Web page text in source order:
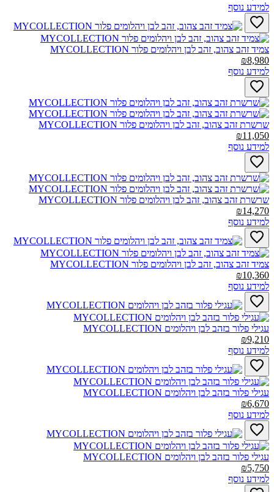
למידע נוסף
צמיד זהב צהוב, זהב לבן ויהלומים פלור MYCOLLECTION‎
₪8,980
למידע נוסף
שרשרת זהב צהוב, זהב לבן ויהלומים פלור MYCOLLECTION‎
₪11,050
למידע נוסף
שרשרת זהב צהוב, זהב לבן ויהלומים פלור MYCOLLECTION‎
₪14,270
למידע נוסף
צמיד זהב צהוב, זהב לבן ויהלומים פלור MYCOLLECTION‎
₪10,360
למידע נוסף
עגילי פלור בזהב לבן ויהלומים MYCOLLECTION‎
₪9,210
למידע נוסף
עגילי פלור בזהב לבן ויהלומים MYCOLLECTION‎
₪6,670
למידע נוסף
עגילי פלור בזהב לבן ויהלומים MYCOLLECTION‎
₪5,750
למידע נוסף